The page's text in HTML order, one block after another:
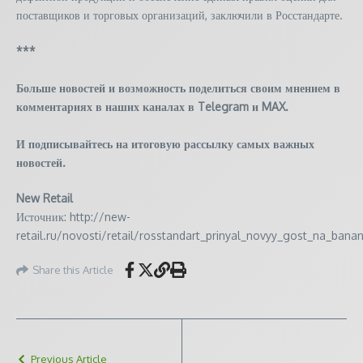
поставщиков и торговых организаций, заключили в Росстандарте.
***
Больше новостей и возможность поделиться своим мнением в
комментариях в наших каналах в Telegram и MAX.
И подписывайтесь на итоговую рассылку самых важных
новостей.
New Retail
Источник: http://new-
retail.ru/novosti/retail/
Share this Article
Previous Article